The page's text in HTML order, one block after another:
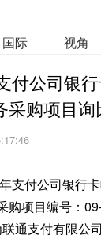
国际 视角
付公司银
采购项目
支付公司银行
购项目编号：
通支付有限公